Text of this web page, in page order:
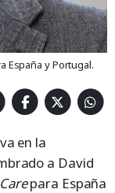
España y Portugal.
en la
a David
para España